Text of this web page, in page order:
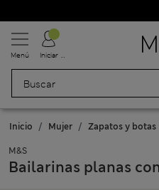
Menú Iniciar sesión
Inicio Mujer Zapatos y botas
M&S
Bailarinas planas